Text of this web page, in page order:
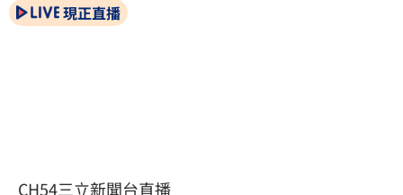
現正直播
CH54三立新聞台直播